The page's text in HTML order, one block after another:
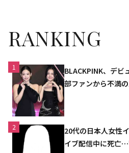
RANKING
1
BLACKPINK、デビ
部ファンから不満
2
20代の日本人女性
イブ配信中に死亡